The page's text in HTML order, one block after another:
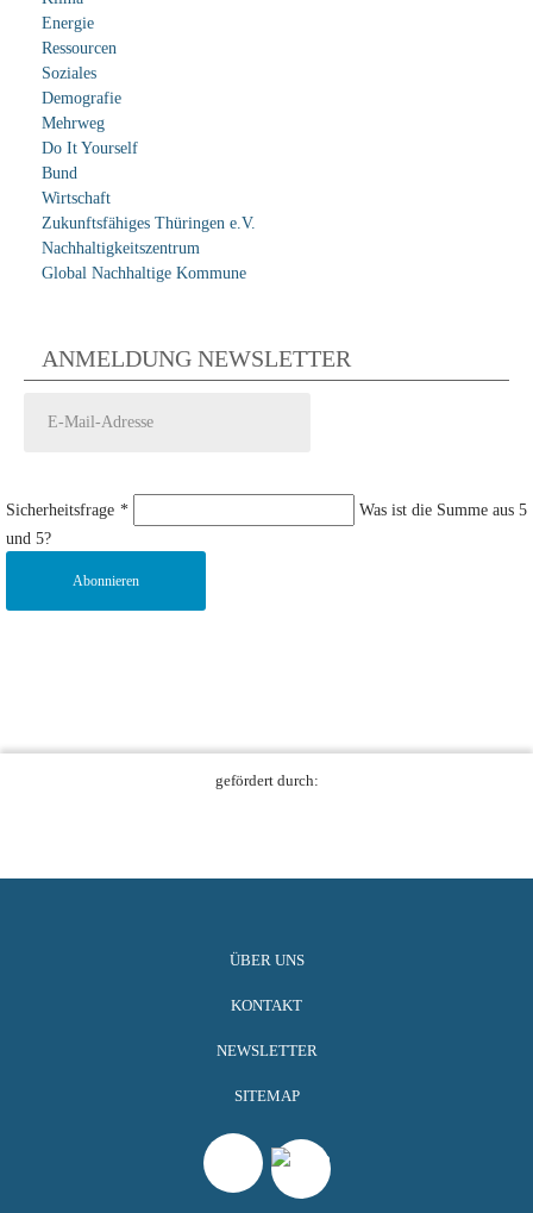
Energie
Ressourcen
Soziales
Demografie
Mehrweg
Do It Yourself
Bund
Wirtschaft
Zukunftsfähiges Thüringen e.V.
Nachhaltigkeitszentrum
Global Nachhaltige Kommune
ANMELDUNG NEWSLETTER
Sicherheitsfrage *
Was ist die Summe aus 5
und 5?
Abonnieren
gefördert durch:
ÜBER UNS
KONTAKT
NEWSLETTER
SITEMAP